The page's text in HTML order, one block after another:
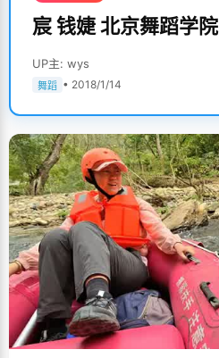
宸 钱婕 北京舞蹈学院
UP主: wys
舞蹈 • 2018/1/14